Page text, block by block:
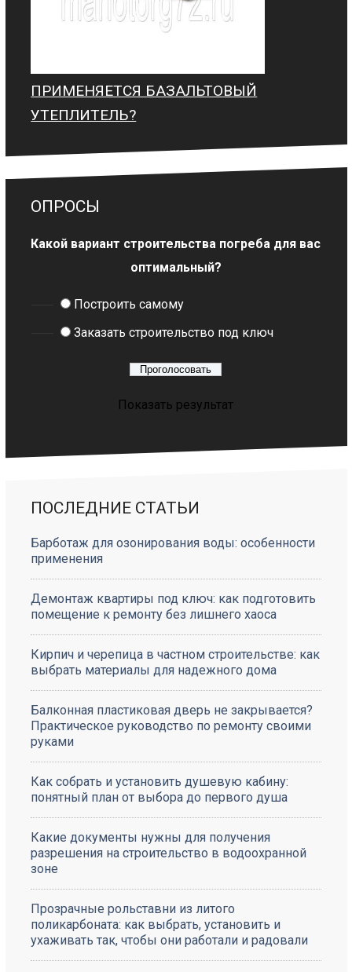
ПРИМЕНЯЕТСЯ БАЗАЛЬТОВЫЙ
УТЕПЛИТЕЛЬ?
ОПРОСЫ
Какой вариант строительства погреба для вас
оптимальный?
Построить самому
Заказать строительство под ключ
Показать результат
ПОСЛЕДНИЕ СТАТЬИ
Барботаж для озонирования воды: особенности
применения
Демонтаж квартиры под ключ: как подготовить
помещение к ремонту без лишнего хаоса
Кирпич и черепица в частном строительстве: как
выбрать материалы для надежного дома
Балконная пластиковая дверь не закрывается?
Практическое руководство по ремонту своими
руками
Как собрать и установить душевую кабину:
понятный план от выбора до первого душа
Какие документы нужны для получения
разрешения на строительство в водоохранной
зоне
Прозрачные рольставни из литого
поликарбоната: как выбрать, установить и
ухаживать так, чтобы они работали и радовали